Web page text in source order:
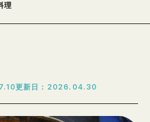
理
更新日：2026.04.30